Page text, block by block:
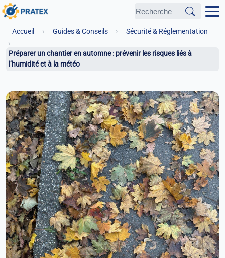
Accueil › Guides & Conseils › Sécurité & Réglementation
›
Préparer un chantier en automne : prévenir les risques liés à
l’humidité et à la météo